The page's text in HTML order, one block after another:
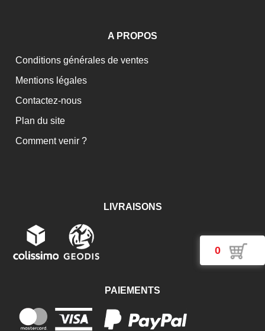
0
A PROPOS
Conditions générales de ventes
Mentions légales
Contactez-nous
Plan du site
Comment venir ?
LIVRAISONS
PAIEMENTS